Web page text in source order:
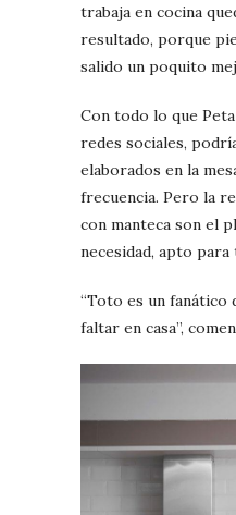
trabaja en cocina
resultado, porque
salido un poquito
Con todo lo que
redes sociales,
elaborados en la
frecuencia. Pero la
con manteca son el
necesidad, apto para
“Toto es un fanático
faltar en casa”,